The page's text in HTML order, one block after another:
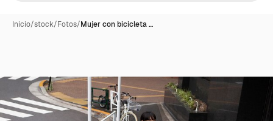
Inicio/stock/Fotos/Mujer con bicicleta …